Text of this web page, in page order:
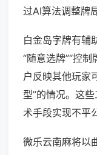
过AI算法调整牌
白金岛字牌有辅
“随意选牌”“控
户反映其他玩家
型”的情况。这
术手段实现不平
微乐云南麻将以